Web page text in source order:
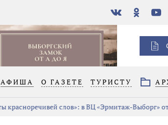
В
контакте
АФИША О ГАЗЕТЕ ТУРИСТУ
красноречивей слов»: в ВЦ «Эрмитаж-Выборг»